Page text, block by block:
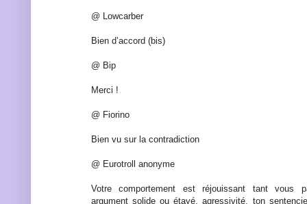
@ Lowcarber
Bien d’accord (bis)
@ Bip
Merci !
@ Fiorino
Bien vu sur la contradiction
@ Eurotroll anonyme
Votre comportement est réjouissant tant vous
argument solide ou étayé, agressivité, ton